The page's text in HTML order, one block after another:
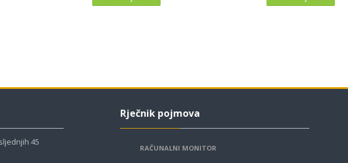
45
Rječnik pojmova
RAČUNALNI MONITOR